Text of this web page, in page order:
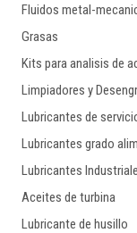
Fluidos metal-
Grasas
Kits para analisis de
Limpiadores y
Lubricantes de
Lubricantes grado
Lubricantes
Aceites de turbina
Lubricante de husillo